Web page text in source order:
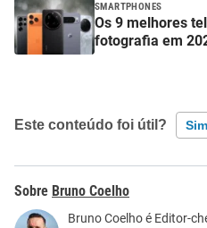
SMARTPHONES
Os 9 melhores
fotografia em
Este conteúdo foi útil? Sim
Este conteúdo não tem a
Bruno Coelho
Bruno Coelho é Editor-